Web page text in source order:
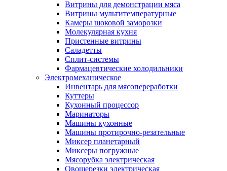
Витрины для демонстрации мяса
Витрины мультитемпературные
Камеры шоковой заморозки
Молекулярная кухня
Пристенные витрины
Саладетты
Сплит-системы
Фармацевтические холодильники
Электромеханическое
Инвентарь для мясопереработки
Куттеры
Кухонный процессор
Маринаторы
Машины кухонные
Машины протирочно-резательные
Миксер планетарный
Миксеры погружные
Мясорубка электрическая
Овощерезки электрическая